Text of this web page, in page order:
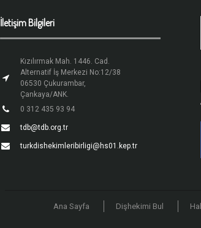
İletişim Bilgileri
Kızılırmak Mah. 1446. Cad.
Alternatif İş Merkezi No:12/38
06530 Çukurambar,
Çankaya/ANK.
0 312 435 93 94
tdb@tdb.org.tr
turkdishekimleribirligi@hs01.kep.tr
Ana Sayfa Dişhekimi Bul